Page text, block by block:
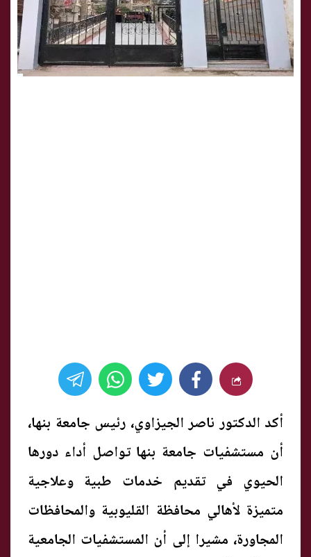
أكد الدكتور ناصر الجيزاوي، رئيس جامعة بنها،
أن مستشفيات جامعة بنها تواصل أداء دورها
الحيوي في تقديم خدمات طبية وعلاجية
متميزة لأهالي محافظة القليوبية والمحافظات
المجاورة، مشيرا إلى أن المستشفيات الجامعية